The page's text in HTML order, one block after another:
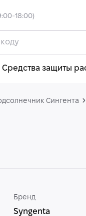
18:00)
Средства защиты
Сингента
Бренд
Syngenta